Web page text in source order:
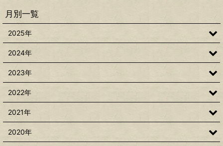
月別一覧
2025年
2024年
2023年
2022年
2021年
2020年